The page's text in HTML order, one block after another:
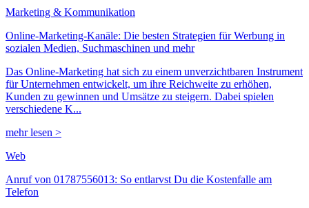
Marketing & Kommunikation
Online-Marketing-Kanäle: Die besten Strategien für Werbung in
sozialen Medien, Suchmaschinen und mehr
Das Online-Marketing hat sich zu einem unverzichtbaren Instrument
für Unternehmen entwickelt, um ihre Reichweite zu erhöhen,
Kunden zu gewinnen und Umsätze zu steigern. Dabei spielen
verschiedene K...
mehr lesen >
Web
Anruf von 01787556013: So entlarvst Du die Kostenfalle am
Telefon